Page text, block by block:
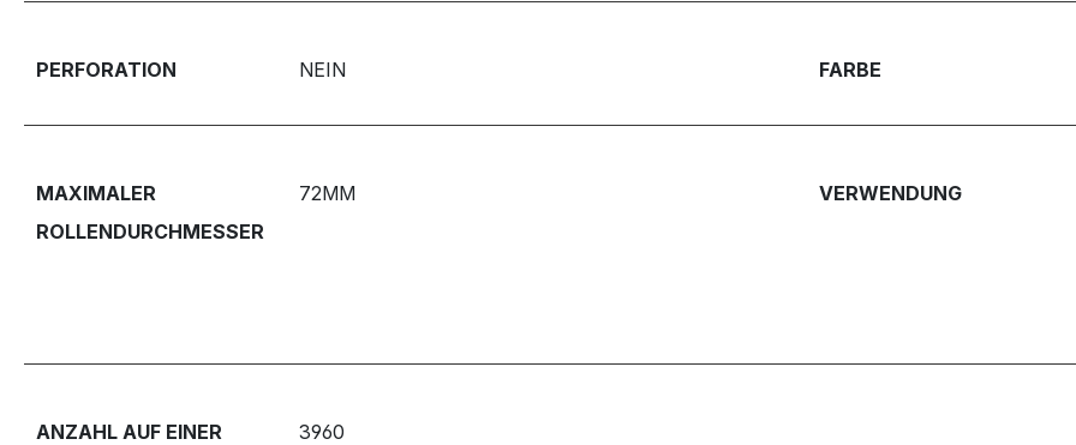
PERFORATION NEIN FARBE
MAXIMALER
ROLLENDURCHMESSER
72MM VERWENDUNG
ANZAHL AUF EINER
3960